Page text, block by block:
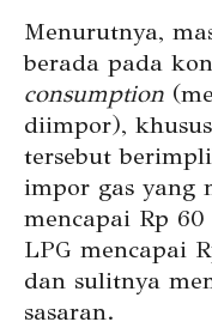
Menurutnya,
berada pada
consumption
diimpor),
tersebut
impor gas yang
mencapai Rp
LPG mencapai
dan sulitnya
sasaran.